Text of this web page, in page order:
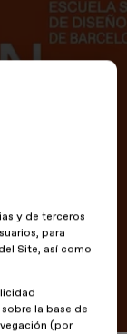
y de terceros
para
Site, así como
la base de
(por